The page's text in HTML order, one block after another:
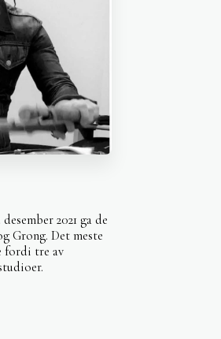
2021 ga de
Grong. Det meste
fordi tre av